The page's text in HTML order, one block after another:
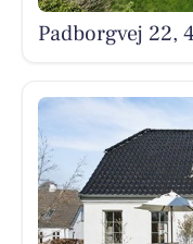
Padborgvej 22,